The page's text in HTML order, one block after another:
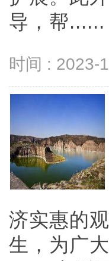
导，帮......
时间 : 2023-
济实惠的
生，为广